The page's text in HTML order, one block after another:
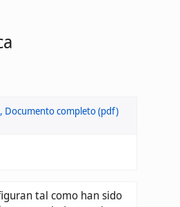
tal como han sido